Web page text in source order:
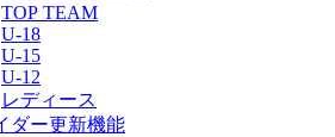
TOP TEAM
U-18
U-15
U-12
レディース
ダー更新機能